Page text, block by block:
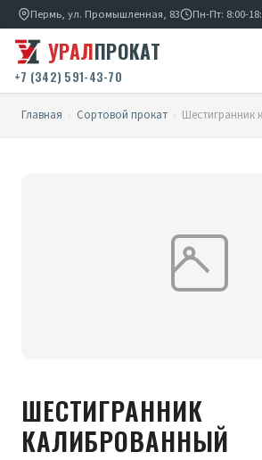
Пермь, ул. Промышленная, 83 Пн-Пт: 8:00-
УРАЛПРОКАТ
+7 (342) 591-43-70
Главная › Сортовой прокат › Шестигранник
ШЕСТИГРАННИК
КАЛИБРОВАННЫЙ